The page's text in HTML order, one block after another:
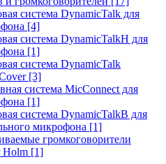
система DynamicTalk для
[4]
система DynamicTalkH для
[1]
система DynamicTalk
[3]
система MicConnect для
[1]
система DynamicTalkB для
микрофона [1]
громкоговорители
Holm [1]